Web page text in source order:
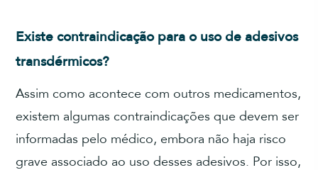
Existe contraindicação para o uso de adesivos
transdérmicos?
Assim como acontece com outros medicamentos,
existem algumas contraindicações que devem ser
informadas pelo médico, embora não haja risco
grave associado ao uso desses adesivos. Por isso,